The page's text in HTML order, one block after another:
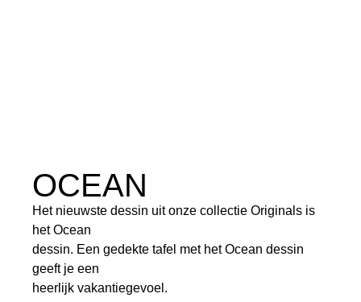
OCEAN
Het nieuwste dessin uit onze collectie Originals is
het Ocean
dessin. Een gedekte tafel met het Ocean dessin
geeft je een
heerlijk vakantiegevoel.